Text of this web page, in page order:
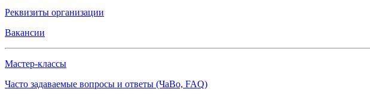
Реквизиты организации
Вакансии
Мастер-классы
Часто задаваемые вопросы и ответы (ЧаВо, FAQ)